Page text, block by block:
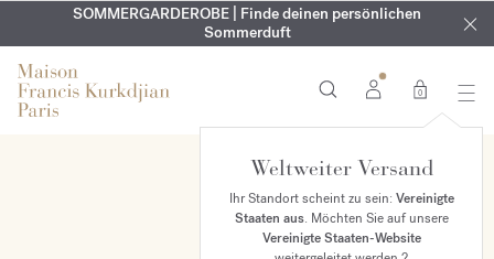
EXKLUSIV | Erhalten Sie OUD velvet moodin Ihrer Bestellung*
KOSTENLOSE GRAVUR | Auf alle Düfte und Körperöle bis zum
9. August
SOMMERGARDEROBE | Finde deinen persönlichen
Sommerduft
0
Weltweiter Versand
Ihr Standort scheint zu sein: Vereinigte
Staaten aus. Möchten Sie auf unsere
Vereinigte Staaten-Website